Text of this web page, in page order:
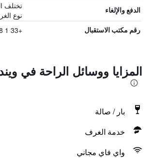
الدفع والإلغاء
تختلف
نوع
رقم مكتب الاستقبال +33 1 48 00 98 98
المزايا ووسائل الراحة في
بار / صالة
خدمة الغرف
واي فاي مجاني